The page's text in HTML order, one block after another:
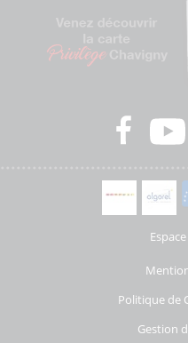
Politique de
Gestion